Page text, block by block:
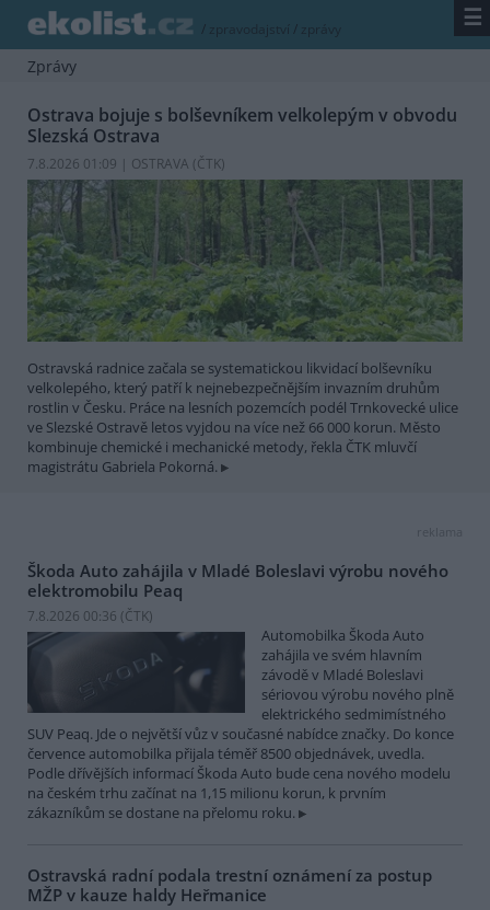
/ zpravodajství / zprávy ☰
Zprávy
Ostrava bojuje s bolševníkem velkolepým v obvodu
Slezská Ostrava
7.8.2026 01:09 | OSTRAVA (ČTK)
Ostravská radnice začala se systematickou likvidací bolševníku
velkolepého, který patří k nejnebezpečnějším invazním druhům
rostlin v Česku. Práce na lesních pozemcích podél Trnkovecké ulice
ve Slezské Ostravě letos vyjdou na více než 66 000 korun. Město
kombinuje chemické i mechanické metody, řekla ČTK mluvčí
magistrátu Gabriela Pokorná.
reklama
Škoda Auto zahájila v Mladé Boleslavi výrobu nového
elektromobilu Peaq
7.8.2026 00:36 (ČTK)
Automobilka Škoda Auto
zahájila ve svém hlavním
závodě v Mladé Boleslavi
sériovou výrobu nového plně
elektrického sedmimístného
SUV Peaq. Jde o největší vůz v současné nabídce značky. Do konce
července automobilka přijala téměř 8500 objednávek, uvedla.
Podle dřívějších informací Škoda Auto bude cena nového modelu
na českém trhu začínat na 1,15 milionu korun, k prvním
zákazníkům se dostane na přelomu roku.
Ostravská radní podala trestní oznámení za postup
MŽP v kauze haldy Heřmanice